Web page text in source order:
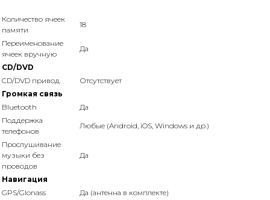
Количество ячеек
памяти
18
Переименование
ячеек вручную
Да
CD/DVD
CD/DVD привод
Отсутствует
Громкая связь
Bluetooth
Да
Поддержка
телефонов
Любые (Android, iOS, Windows и др.)
Прослушивание
музыки без
проводов
Да
Навигация
GPS/Glonass
Да (антенна в комплекте)